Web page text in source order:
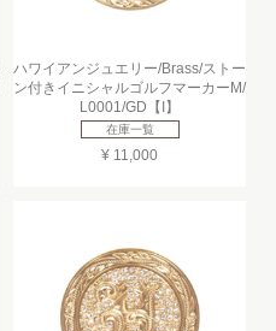
ハワイアンジュエリー/Brass/ストー
ン付きイニシャルゴルフマーカーM/
L0001/GD【I】
在庫一覧
¥ 11,000